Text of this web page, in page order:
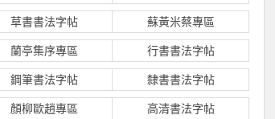
草書書法字帖 蘇黃米蔡專區
蘭亭集序專區 行書書法字帖
鋼筆書法字帖 隸書書法字帖
顏柳歐趙專區 高清書法字帖